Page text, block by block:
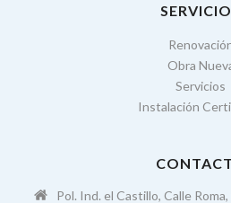
Obra
Servicios
Instalación
Pol. Ind. el Castillo, Calle